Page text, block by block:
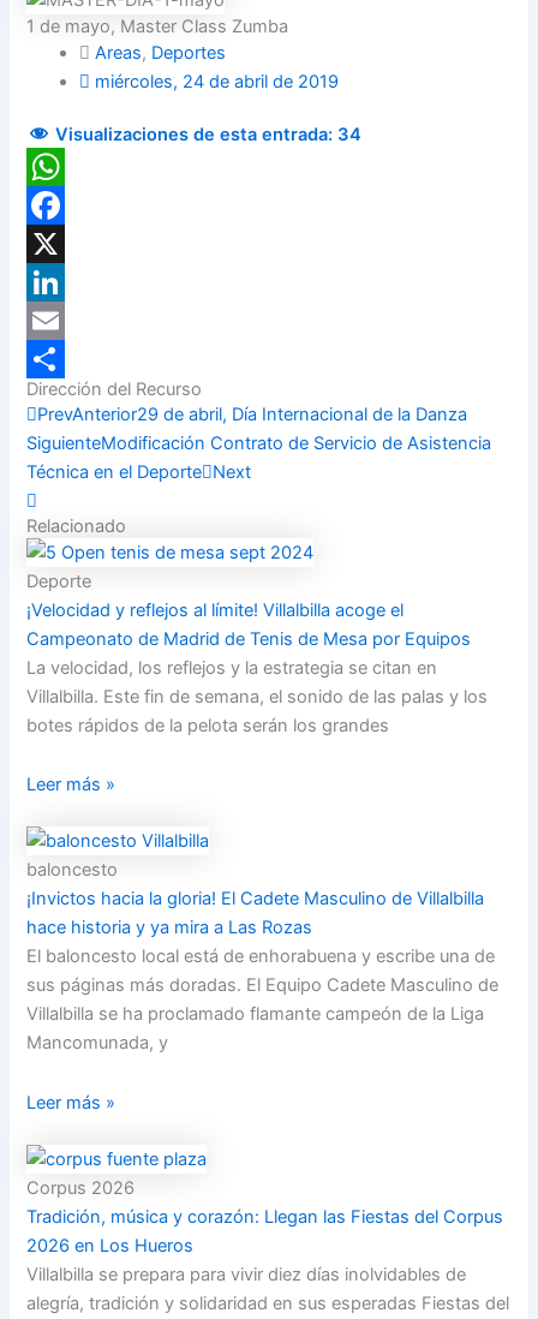
1 de mayo, Master Class Zumba
Areas, Deportes
miércoles, 24 de abril de 2019
Visualizaciones de esta entrada: 34
WhatsApp
Facebook
X
LinkedIn
Email
Compartir
Dirección del Recurso
PrevAnterior29 de abril, Día Internacional de la Danza
SiguienteModificación Contrato de Servicio de Asistencia
Técnica en el Deporte Next
Relacionado
Deporte
¡Velocidad y reflejos al límite! Villalbilla acoge el
Campeonato de Madrid de Tenis de Mesa por Equipos
La velocidad, los reflejos y la estrategia se citan en
Villalbilla. Este fin de semana, el sonido de las palas y los
botes rápidos de la pelota serán los grandes
Leer más »
baloncesto
¡Invictos hacia la gloria! El Cadete Masculino de Villalbilla
hace historia y ya mira a Las Rozas
El baloncesto local está de enhorabuena y escribe una de
sus páginas más doradas. El Equipo Cadete Masculino de
Villalbilla se ha proclamado flamante campeón de la Liga
Mancomunada, y
Leer más »
Corpus 2026
Tradición, música y corazón: Llegan las Fiestas del Corpus
2026 en Los Hueros
Villalbilla se prepara para vivir diez días inolvidables de
alegría, tradición y solidaridad en sus esperadas Fiestas del